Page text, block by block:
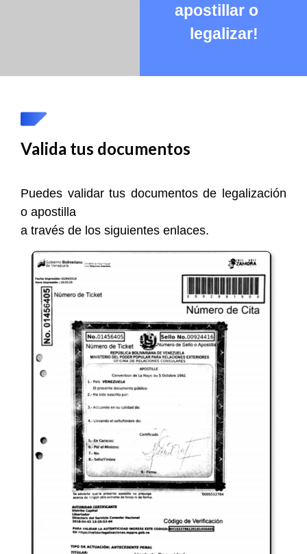
apostillar o
legalizar!
Valida tus documentos
Puedes validar tus documentos de legalización
o apostilla
a través de los siguientes enlaces.